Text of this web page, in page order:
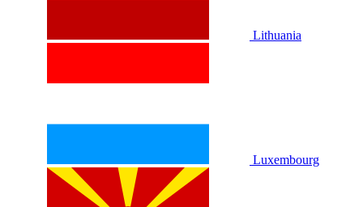
Lithuania
Luxembourg